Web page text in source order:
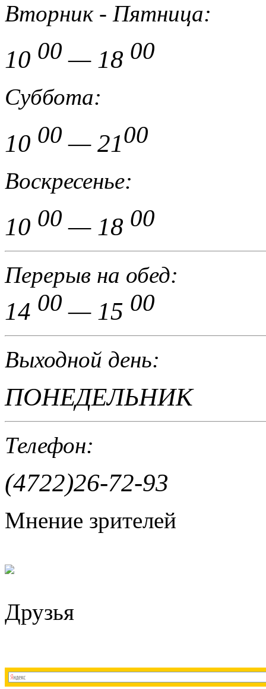
Вторник - Пятница:
10 00 — 18 00
Суббота:
10 00 — 2100
Воскресенье:
10 00 — 18 00
Перерыв на обед:
14 00 — 15 00
Выходной день:
ПОНЕДЕЛЬНИК
Телефон:
(4722)26-72-93
Мнение зрителей
Друзья